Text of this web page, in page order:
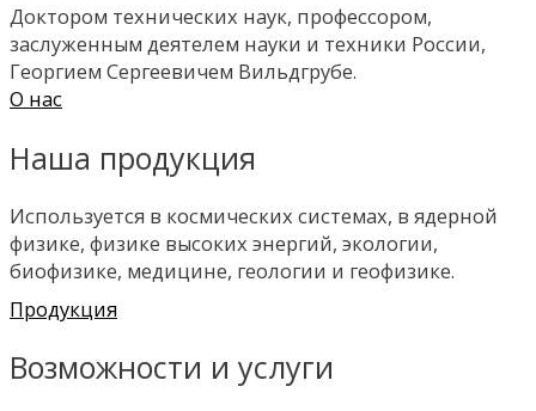
- рентгеновская дальняя космическая связь,
- аппаратура рентгеноструктурного и
рентгеноспектрального анализа
- системы наблюдения для летательных
- системы контроля потерь на линиях
Доктором технических наук, профессором,
заслуженным деятелем науки и техники России,
Георгием Сергеевичем Вильдгрубе.
О нас
Наша продукция
Используется в космических системах, в ядерной
физике, физике высоких энергий, экологии,
биофизике, медицине, геологии и геофизике.
Продукция
Возможности и услуги